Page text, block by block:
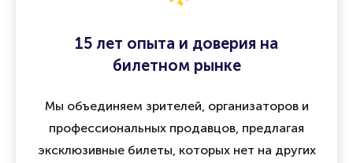
15 лет опыта и доверия на
билетном рынке
Мы объединяем зрителей, организаторов и
профессиональных продавцов, предлагая
эксклюзивные билеты, которых нет на других